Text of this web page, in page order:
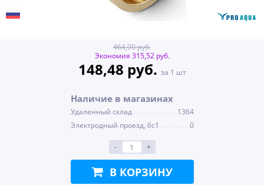
464,00 руб.
Экономия 315,52 руб.
148,48 руб. за 1 шт
Наличие в магазинах
Удаленный склад
1364
Электродный проезд, 6с1
0
- +
В КОРЗИНУ